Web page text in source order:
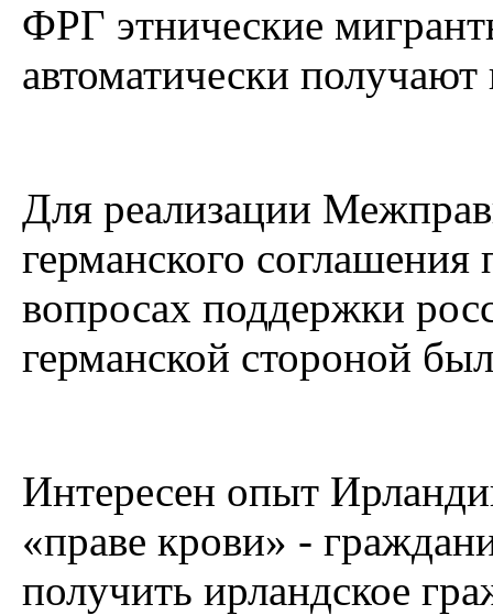
ФРГ этнические
автоматически
Для реализации
германского соглашения
вопросах поддержки
германской стороной
Интересен опыт
«праве крови» -
получить ирландское